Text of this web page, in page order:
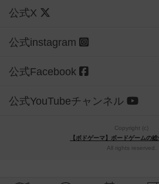
公式X
公式instagram
公式Facebook
公式YouTubeチャンネル
Copyright (c)
【ボドゲーマ】ボードゲームの
All rights reserved.